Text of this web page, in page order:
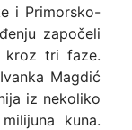
i Primorsko-
započeli
kroz tri faze.
Magdić
iz nekoliko
kuna.